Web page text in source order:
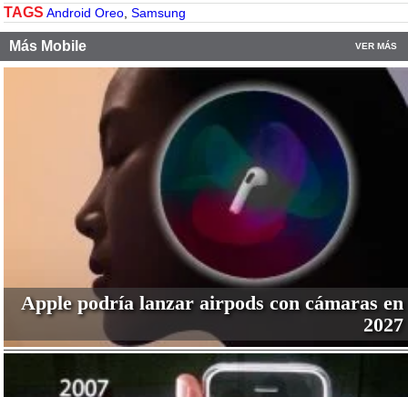
TAGS Android Oreo, Samsung
Más Mobile VER MÁS
Apple podría lanzar airpods con cámaras en
2027